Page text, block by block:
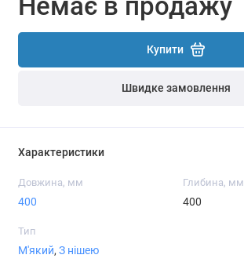
Немає в продажу
Купити
Швидке замовлення
Характеристики
Довжина, мм
400
Глибина, мм
400
Тип
М'який, З нішею